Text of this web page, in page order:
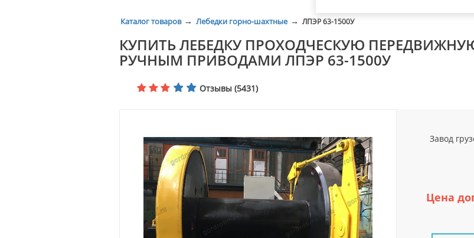
Каталог товаров → Лебедки горно-шахтные → ЛПЭР 63-1500У
КУПИТЬ ЛЕБЕДКУ ПРОХОДЧЕСКУЮ
РУЧНЫМ ПРИВОДАМИ ЛПЭР 63-1500У
Отзывы (5431)
Завод
Цена